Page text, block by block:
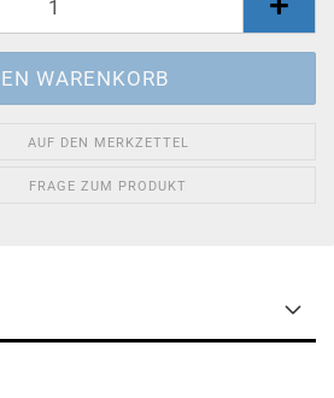
AUF DEN MERKZETTEL
FRAGE ZUM PRODUKT